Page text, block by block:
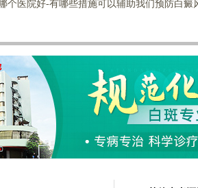
个医院好-有哪些措施可以辅助我们预防白癜